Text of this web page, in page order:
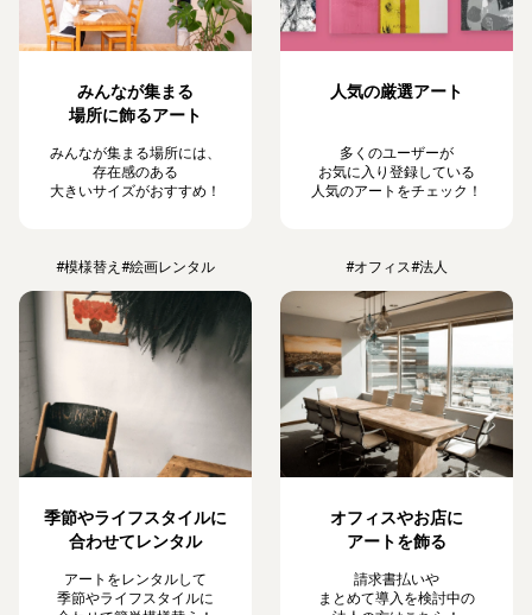
みんなが集まる
場所に飾るアート
みんなが集まる場所には、
存在感のある
大きいサイズがおすすめ！
人気の厳選アート
多くのユーザーが
お気に入り登録している
人気のアートをチェック！
#模様替え #絵画レンタル
季節やライフスタイルに
合わせてレンタル
アートをレンタルして
季節やライフスタイルに
#オフィス#法人
オフィスやお店に
アートを飾る
請求書払いや
まとめて導入を検討中の